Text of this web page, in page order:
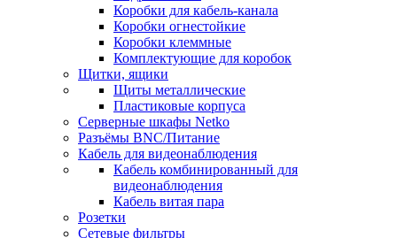
Коробки для кабель-канала
Коробки огнестойкие
Коробки клеммные
Комплектующие для коробок
Щитки, ящики
Щиты металлические
Пластиковые корпуса
Серверные шкафы Netko
Разъёмы BNC/Питание
Кабель для видеонаблюдения
Кабель комбинированный для
видеонаблюдения
Кабель витая пара
Розетки
Сетевые фильтры